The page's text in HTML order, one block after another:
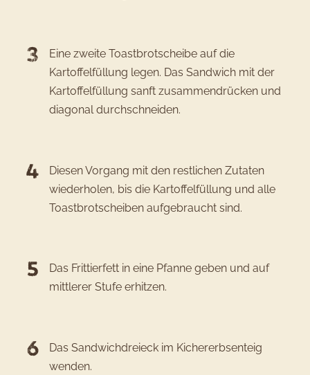
Eine zweite Toastbrotscheibe auf die
Kartoffelfüllung legen. Das Sandwich mit der
Kartoffelfüllung sanft zusammendrücken und
diagonal durchschneiden.
Diesen Vorgang mit den restlichen Zutaten
wiederholen, bis die Kartoffelfüllung und alle
Toastbrotscheiben aufgebraucht sind.
Das Frittierfett in eine Pfanne geben und auf
mittlerer Stufe erhitzen.
Das Sandwichdreieck im Kichererbsenteig
wenden.